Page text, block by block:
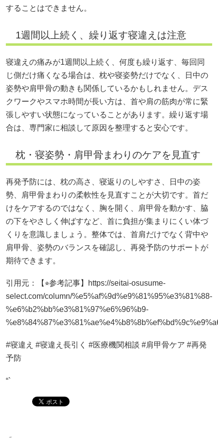
することはできません。
1週間以上続く、繰り返す寝違えは注意
寝違えの痛みが1週間以上続く、何度も繰り返す、毎回同
じ側だけ痛くなる場合は、枕や寝姿勢だけでなく、日中の
姿勢や肩甲骨の動きも関係しているかもしれません。デス
クワークやスマホ時間が長い方は、首や肩の筋肉が常に緊
張しやすい状態になっていることがあります。繰り返す場
合は、専門家に相談して原因を整理すると安心です。
枕・寝姿勢・肩甲骨まわりのケアを見直す
再発予防には、枕の高さ、寝返りのしやすさ、日中の姿
勢、肩甲骨まわりの柔軟性を見直すことが大切です。首だ
けをケアするのではなく、胸を開く、肩甲骨を動かす、脇
の下をやさしく伸ばすなど、首に負担が集まりにくい体づ
くりを意識しましょう。整体では、首肩だけでなく背中や
肩甲骨、姿勢のバランスを確認し、再発予防のサポートが
期待できます。
引用元：【⭐︎参考記事】https://seitai-osusume-
select.com/column/%e5%af%9d%e9%81%95%e3%81%88-
%e6%b2%bb%e3%81%97%e6%96%b9-
#寝違え #寝違え長引く #医療機関相談 #肩甲骨ケア #再発
予防
“`